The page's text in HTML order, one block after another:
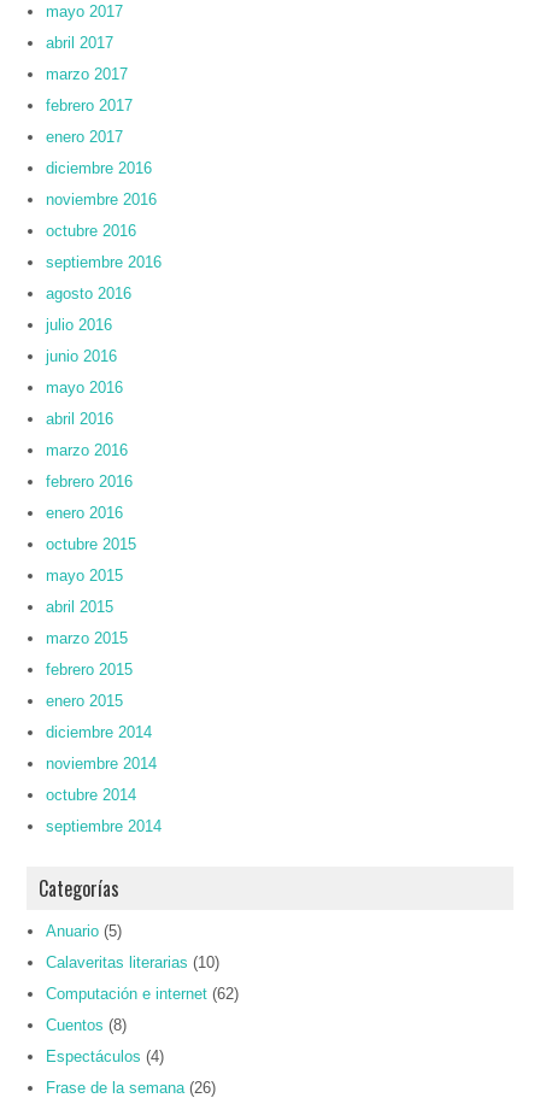
mayo 2017
abril 2017
marzo 2017
febrero 2017
enero 2017
diciembre 2016
noviembre 2016
octubre 2016
septiembre 2016
agosto 2016
julio 2016
junio 2016
mayo 2016
abril 2016
marzo 2016
febrero 2016
enero 2016
octubre 2015
mayo 2015
abril 2015
marzo 2015
febrero 2015
enero 2015
diciembre 2014
noviembre 2014
octubre 2014
septiembre 2014
Categorías
Anuario (5)
Calaveritas literarias (10)
Computación e internet (62)
Cuentos (8)
Espectáculos (4)
Frase de la semana (26)